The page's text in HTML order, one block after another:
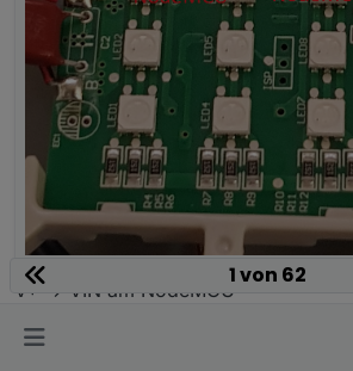
V+ => VIN am NodeMCU
1 von 62